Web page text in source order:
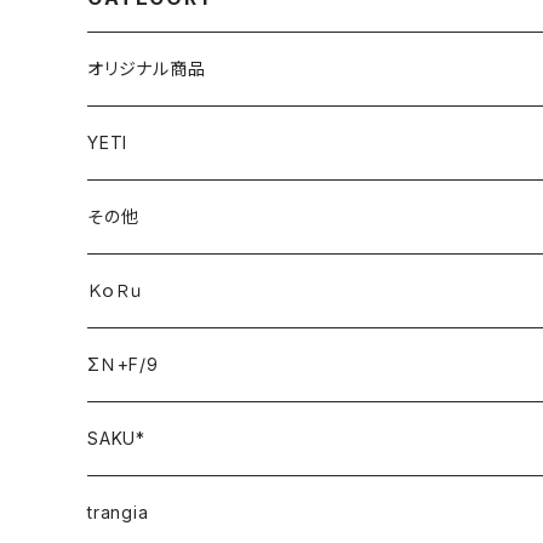
オリジナル商品
YETI
その他
ＫｏＲｕ
ΣＮ+F/9
SAKU*
trangia